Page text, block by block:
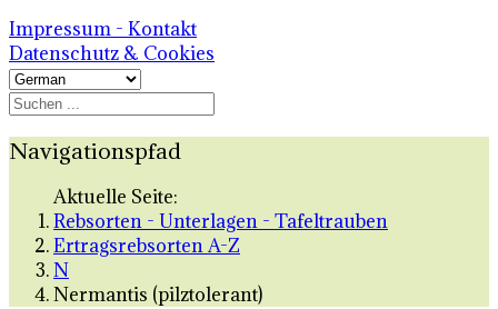
Impressum - Kontakt
Datenschutz & Cookies
Navigationspfad
Aktuelle Seite:
Rebsorten - Unterlagen - Tafeltrauben
Ertragsrebsorten A-Z
N
Nermantis (pilztolerant)